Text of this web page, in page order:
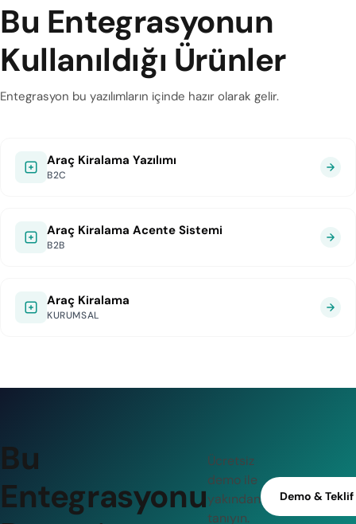
Bu Entegrasyonun
Kullanıldığı Ürünler
Entegrasyon bu yazılımların içinde hazır olarak gelir.
Araç Kiralama Yazılımı
B2C
Araç Kiralama Acente Sistemi
B2B
Araç Kiralama
KURUMSAL
Bu
Entegrasyonu
Ücretsiz
demo ile
yakından
tanıyın.
Demo &